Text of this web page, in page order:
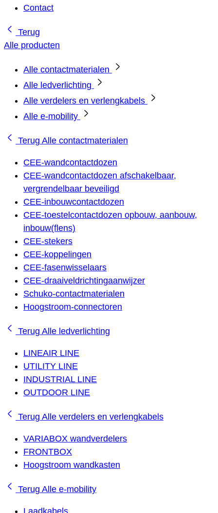
Contact
Terug
Alle producten
Alle contactmaterialen
Alle ledverlichting
Alle verdelers en verlengkabels
Alle e-mobility
Terug Alle contactmaterialen
CEE-wandcontactdozen
CEE-wandcontactdozen afschakelbaar,
vergrendelbaar beveiligd
CEE-inbouwcontactdozen
CEE-toestelcontactdozen opbouw, aanbouw,
inbouw(flens)
CEE-stekers
CEE-koppelingen
CEE-fasenwisselaars
CEE-draaiveldrichtingaanwijzer
Schuko-contactmaterialen
Hoogstroom-connectoren
Terug Alle ledverlichting
LINEAIR LINE
UTILITY LINE
INDUSTRIAL LINE
OUTDOOR LINE
Terug Alle verdelers en verlengkabels
VARIABOX wandverdelers
FRONTBOX
Hoogstroom wandkasten
Terug Alle e-mobility
Laadkabels